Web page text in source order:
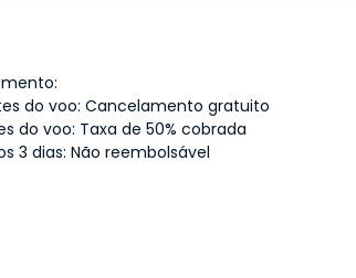
M.
do voo: Cancelamento gratuito
do voo: Taxa de 50% cobrada
3 dias: Não reembolsável